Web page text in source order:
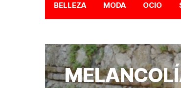
BELLEZA MODA OCIO